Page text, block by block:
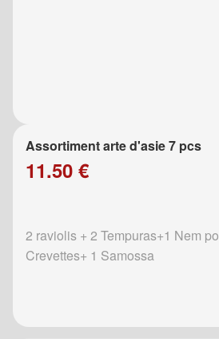
Assortiment arte d'asie 7 pcs
11.50 €
2 raviolis + 2 Tempuras+1 Nem
Crevettes+ 1 Samossa